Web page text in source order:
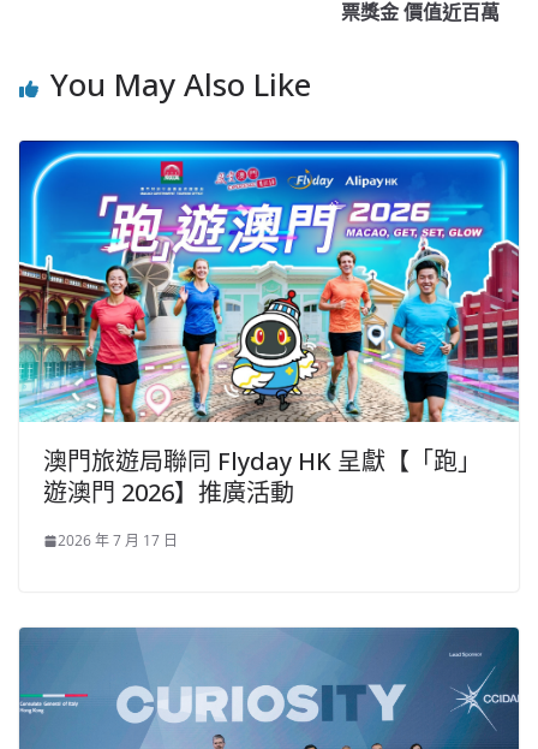
票獎金 價值近百萬
You May Also Like
澳門旅遊局聯同 Flyday HK 呈獻【「跑」
遊澳門 2026】推廣活動
2026 年 7 月 17 日